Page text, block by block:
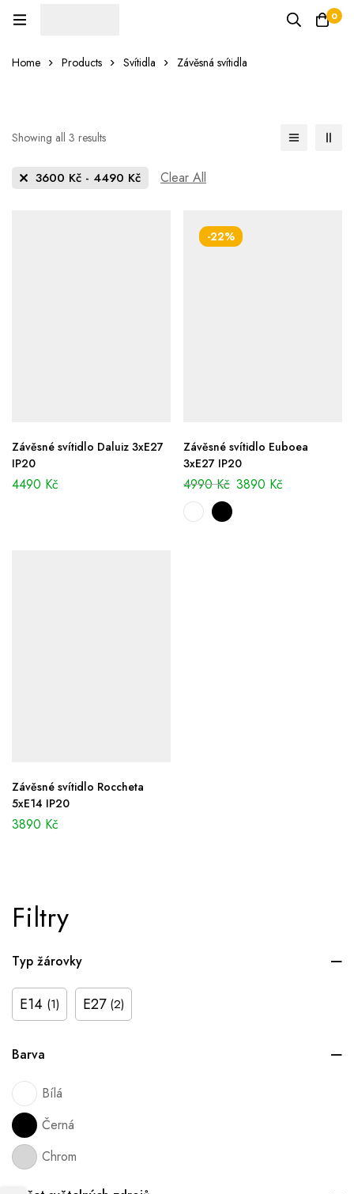
0
Home Products Svítidla Závěsná svítidla
Filtry
Typ žárovky
E14 (1) E27 (2)
Barva
Bílá
Černá
Chrom
Showing all 3 results
3600 Kč - 4490 Kč Clear All
Závěsné svítidlo Daluiz 3xE27
IP20
4490 Kč
-22%
Závěsné svítidlo Euboea
3xE27 IP20
4990Kč 3890 Kč
Závěsné svítidlo Roccheta
5xE14 IP20
3890 Kč